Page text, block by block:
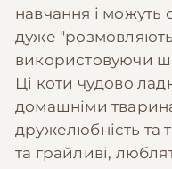
навчання і можуть
дуже
використовуючи
Ці коти чудово
домашніми
дружелюбність та
та грайливі,